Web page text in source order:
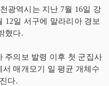
광역시는 지난 7월 16일 강
12일 서구에 말라리아 경보
혔다.
주의보 발령 이후 첫 군집사
매개모기 일 평균 개체수
다.